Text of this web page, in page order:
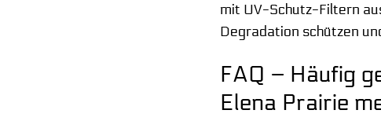
mit UV-Schutz-Filtern
Degradation schützen
FAQ – Häufig
Elena Prairie